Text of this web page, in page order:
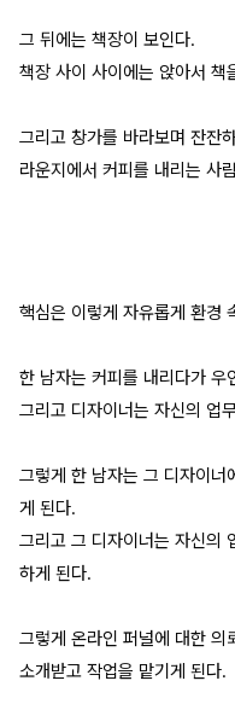
그 뒤에는 책장이 보인다.
책장 사이 사이에는 앉아서 책
그리고 창가를 바라보며 잔잔
라운지에서 커피를 내리는 사
핵심은 이렇게 자유롭게 환경
한 남자는 커피를 내리다가 우
그리고 디자이너는 자신의 업
그렇게 한 남자는 그 디자이너
게 된다.
그리고 그 디자이너는 자신의
하게 된다.
그렇게 온라인 퍼널에 대한 의
소개받고 작업을 맡기게 된다.